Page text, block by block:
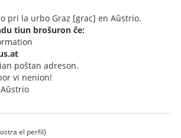
pri la urbo Graz [grac] en Aŭstrio.
tiun broŝuron ĉe:
poŝtan adreson.
vi nenion!
el perfil)